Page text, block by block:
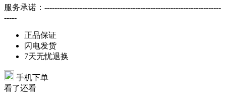
服务承诺： ----------------------------------------------------------------------
-----
正品保证
闪电发货
7天无忧退换
手机下单
看了还看